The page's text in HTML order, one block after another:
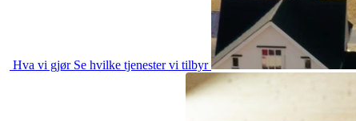
Hva vi gjør Se hvilke tjenester vi tilbyr